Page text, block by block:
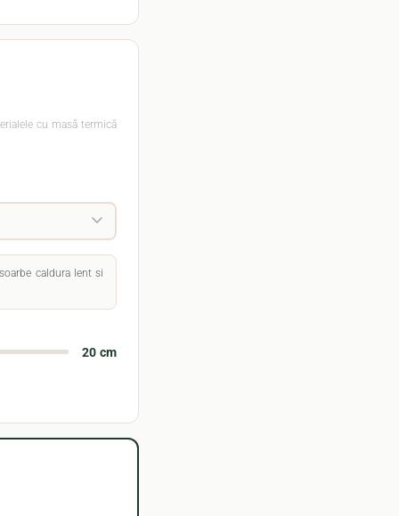
cu masă termică
caldura lent si
20 cm